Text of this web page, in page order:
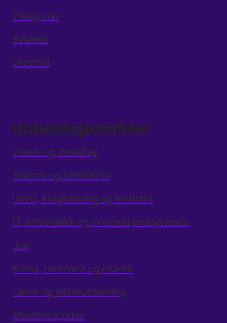
Porsgrunn
Rauland
Vestfold
Utdanningsområder
Helse- og sosialfag
Historie og idéhistorie
Idrett, kroppsøving og friluftsliv
IT, informatikk og informasjonssystemer
Jus
Kunst, håndverk og musikk
Lærer og lektorutdanning
Maritime studier